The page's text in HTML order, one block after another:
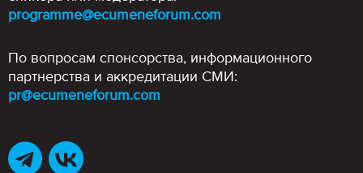
programme@ecumeneforum.com
По вопросам спонсорства, информационного
партнерства и аккредитации СМИ:
pr@ecumeneforum.com